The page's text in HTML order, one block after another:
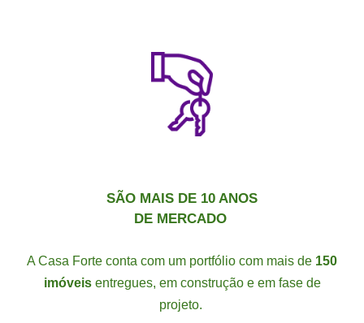
SÃO MAIS DE 10 ANOS
DE MERCADO
A Casa Forte conta com um portfólio com mais de 150
imóveisentregues, em construção e em fase de
projeto.